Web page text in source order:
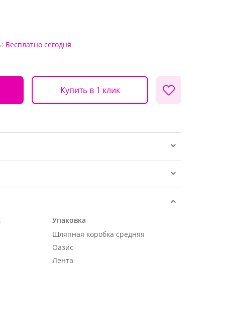
Бесплатно сегодня
Купить в 1 клик
Упаковка
Шляпная коробка средняя
Оазис
Лента